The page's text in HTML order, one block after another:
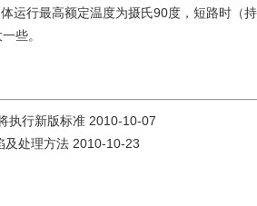
运行最高额定温度为摄氏90度，短路时（
些。
执行新版标准 2010-10-07
及处理方法 2010-10-23